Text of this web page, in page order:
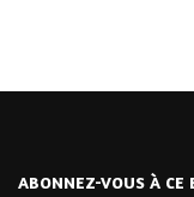
ABONNEZ-VOUS À CE